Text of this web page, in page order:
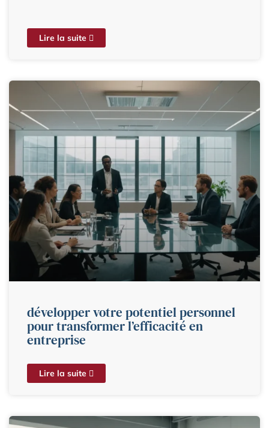
Lire la suite
développer votre potentiel personnel
pour transformer l’efficacité en
entreprise
Lire la suite